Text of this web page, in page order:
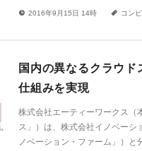
! 2016年9月15日 14時 a コン
国内の異なるクラウ
仕組みを実現
株式会社エーティーワークス（
ス」）は、株式会社イノベーシ
ノベーション・ファーム」）